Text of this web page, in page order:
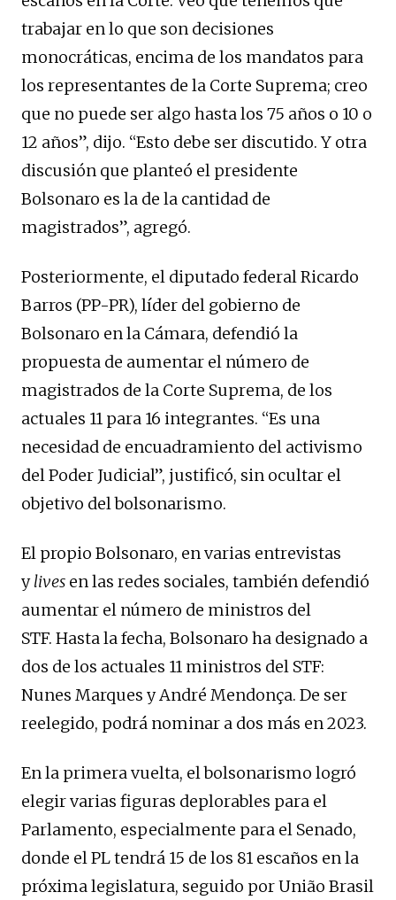
trabajar en lo que son decisiones
monocráticas, encima de los mandatos para
los representantes de la Corte Suprema; creo
que no puede ser algo hasta los 75 años o 10 o
12 años”, dijo. “Esto debe ser discutido. Y otra
discusión que planteó el presidente
Bolsonaro es la de la cantidad de
magistrados”, agregó.
Posteriormente, el diputado federal Ricardo
Barros (PP-PR), líder del gobierno de
Bolsonaro en la Cámara, defendió la
propuesta de aumentar el número de
magistrados de la Corte Suprema, de los
actuales 11 para 16 integrantes. “Es una
necesidad de encuadramiento del activismo
del Poder Judicial”, justificó, sin ocultar el
objetivo del bolsonarismo.
El propio Bolsonaro, en varias entrevistas
ylives en las redes sociales, también defendió
aumentar el número de ministros del
STF. Hasta la fecha, Bolsonaro ha designado a
dos de los actuales 11 ministros del STF:
Nunes Marques y André Mendonça. De ser
reelegido, podrá nominar a dos más en 2023.
En la primera vuelta, el bolsonarismo logró
elegir varias figuras deplorables para el
Parlamento, especialmente para el Senado,
donde el PL tendrá 15 de los 81 escaños en la
próxima legislatura, seguido por União Brasil